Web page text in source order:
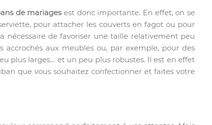
de mariagesest donc importante. En effet, on se
pour attacher les couverts en fagot ou pour
nécessaire de favoriser une taille relativement peu
aux meubles ou, par exemple, pour des
plus larges… et un peu plus robustes. Il est en effet
que vous souhaitez confectionner et faites votre